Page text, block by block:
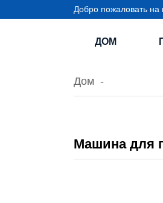
Добро пожаловать
ДОМ
Дом
Машина для